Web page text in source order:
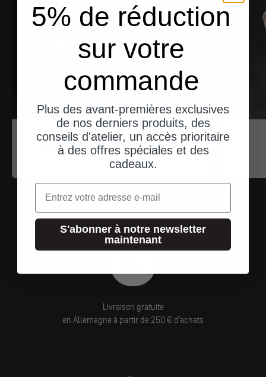
Machine à voyager
Classic Pannier - Satteltasche
Angebot
$177.00
Livraison gratuite
en Allemagne à partir de 250 € d'achats
5% de réduction
sur votre
commande
Plus des avant-premières exclusives
de nos derniers produits, des
conseils d'atelier, un accès prioritaire
à des offres spéciales et des
cadeaux.
Email
S'abonner à notre newsletter
maintenant